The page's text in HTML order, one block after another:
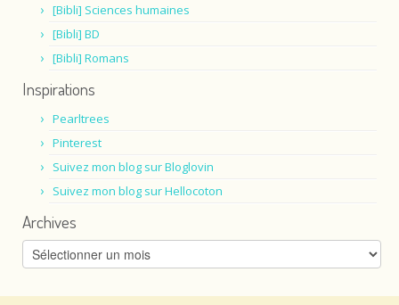
[Bibli] Sciences humaines
[Bibli] BD
[Bibli] Romans
Inspirations
Pearltrees
Pinterest
Suivez mon blog sur Bloglovin
Suivez mon blog sur Hellocoton
Archives
Archives